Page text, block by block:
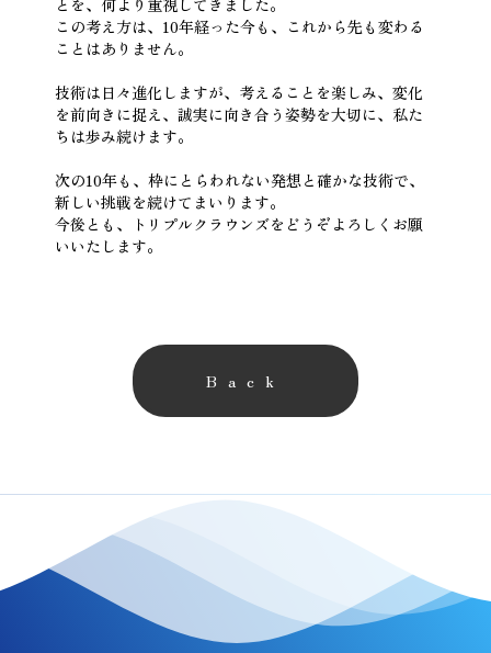
とを、何より重視してきました。
この考え方は、10年経った今も、これから先も変わる
ことはありません。
技術は日々進化しますが、考えることを楽しみ、変化
を前向きに捉え、誠実に向き合う姿勢を大切に、私た
ちは歩み続けます。
次の10年も、枠にとらわれない発想と確かな技術で、
新しい挑戦を続けてまいります。
今後とも、トリプルクラウンズをどうぞよろしくお願
いいたします。
Back